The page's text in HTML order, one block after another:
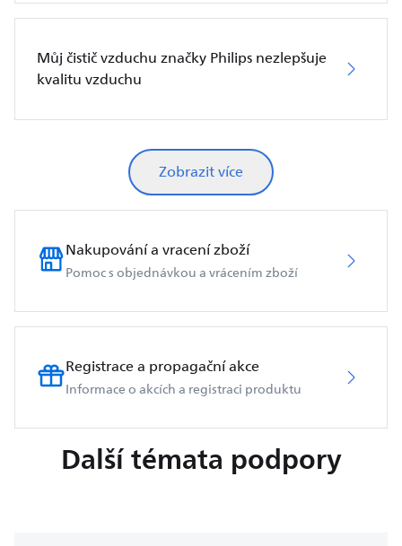
Můj čistič vzduchu značky Philips nezlepšuje
kvalitu vzduchu
Zobrazit více
Nakupování a vracení zboží
Pomoc s objednávkou a vrácením zboží
Registrace a propagační akce
Informace o akcích a registraci produktu
Další témata podpory